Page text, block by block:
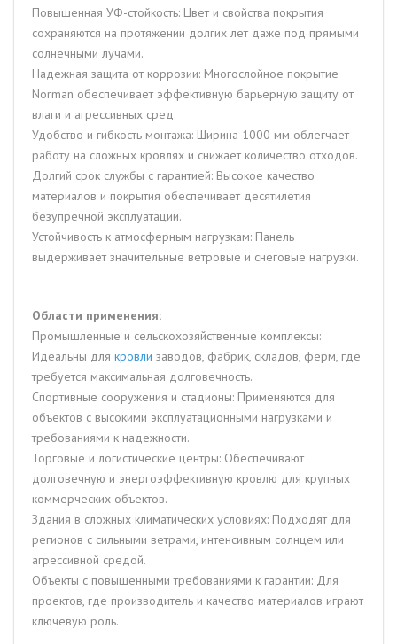
Повышенная УФ-стойкость: Цвет и свойства покрытия
сохраняются на протяжении долгих лет даже под прямыми
солнечными лучами.
Надежная защита от коррозии: Многослойное покрытие
Norman обеспечивает эффективную барьерную защиту от
влаги и агрессивных сред.
Удобство и гибкость монтажа: Ширина 1000 мм облегчает
работу на сложных кровлях и снижает количество отходов.
Долгий срок службы с гарантией: Высокое качество
материалов и покрытия обеспечивает десятилетия
безупречной эксплуатации.
Устойчивость к атмосферным нагрузкам: Панель
выдерживает значительные ветровые и снеговые нагрузки.
Области применения:
Промышленные и сельскохозяйственные комплексы:
Идеальны для кровли заводов, фабрик, складов, ферм, где
требуется максимальная долговечность.
Спортивные сооружения и стадионы: Применяются для
объектов с высокими эксплуатационными нагрузками и
требованиями к надежности.
Торговые и логистические центры: Обеспечивают
долговечную и энергоэффективную кровлю для крупных
коммерческих объектов.
Здания в сложных климатических условиях: Подходят для
регионов с сильными ветрами, интенсивным солнцем или
агрессивной средой.
Объекты с повышенными требованиями к гарантии: Для
проектов, где производитель и качество материалов играют
ключевую роль.